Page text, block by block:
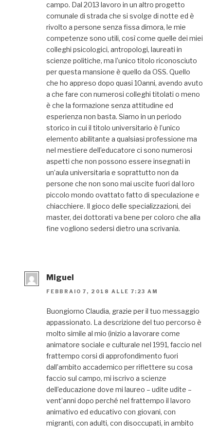
campo. Dal 2013 lavoro in un altro progetto
comunale di strada che si svolge di notte ed è
rivolto a persone senza fissa dimora, le mie
competenze sono utili, così come quelle dei miei
colleghi psicologici, antropologi, laureati in
scienze politiche, ma l’unico titolo riconosciuto
per questa mansione è quello da OSS. Quello
che ho appreso dopo quasi 10anni, avendo avuto
a che fare con numerosi colleghi titolati o meno
è che la formazione senza attitudine ed
esperienza non basta. Siamo in un periodo
storico in cui il titolo universitario è l’unico
elemento abilitante a qualsiasi professione ma
nel mestiere dell’educatore ci sono numerosi
aspetti che non possono essere insegnati in
un’aula universitaria e soprattutto non da
persone che non sono mai uscite fuori dal loro
piccolo mondo ovattato fatto di speculazione e
chiacchiere. Il gioco delle specializzazioni, dei
master, dei dottorati va bene per coloro che alla
fine vogliono sedersi dietro una scrivania.
Miguel
FEBBRAIO 7, 2018 ALLE 7:23 AM
Buongiorno Claudia, grazie per il tuo messaggio
appassionato. La descrizione del tuo percorso è
molto simile al mio (inizio a lavorare come
animatore sociale e culturale nel 1991, faccio nel
frattempo corsi di approfondimento fuori
dall’ambito accademico per riflettere su cosa
faccio sul campo, mi iscrivo a scienze
dell’educazione dove mi laureo – udite udite –
vent’anni dopo perché nel frattempo il lavoro
animativo ed educativo con giovani, con
migranti, con adulti, con disoccupati, in ambito